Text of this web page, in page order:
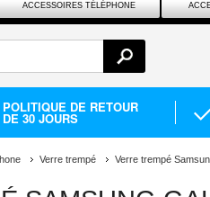
ACCESSOIRES TÉLÉPHONE
POLITIQUE DE RETOUR
DE 30 JOURS
Verre trempé Verre trempé